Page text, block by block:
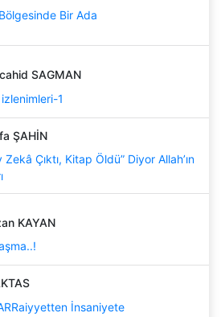
Bir Ada
SAGMAN
1
ŞAHİN
Zekâ Çıktı, Kitap Öldü” Diyor Allah’ın
KAYAN
İnsaniyete